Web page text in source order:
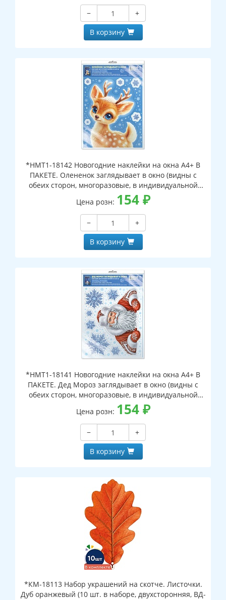
−
+
В корзину
*НМТ1-18142 Новогодние наклейки на окна А4+ В
ПАКЕТЕ. Олененок заглядывает в окно (видны с
обеих сторон, многоразовые, в индивидуальной
упаковке, с европодвесом и клеевым клапаном)
Цена розн: 154₽
−
+
В корзину
*НМТ1-18141 Новогодние наклейки на окна А4+ В
ПАКЕТЕ. Дед Мороз заглядывает в окно (видны с
обеих сторон, многоразовые, в индивидуальной
упаковке, с европодвесом и клеевым клапаном)
Цена розн: 154₽
−
+
В корзину
*КМ-18113 Набор украшений на скотче. Листочки.
Дуб оранжевый (10 шт. в наборе, двухсторонняя, ВД-